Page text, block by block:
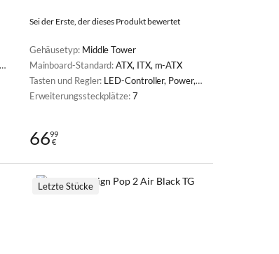
Sei der Erste, der dieses Produkt bewertet
Gehäusetyp: Middle Tower
Mainboard-Standard:ATX, ITX, m-ATX
Tasten und Regler: LED-Controller, Power, Reset
Erweiterungssteckplätze:7
6699
€
Letzte Stücke